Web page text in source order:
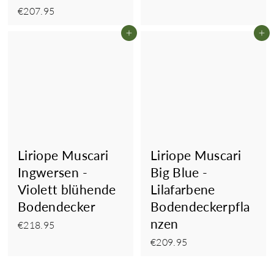
€207.95
In den Einkaufswagen legen
Liriope Muscari
Ingwersen -
Violett blühende
Bodendecker
€218.95
In
Liriope Muscari
Big Blue -
Lilafarbene
Bodendeckerpfla
nzen
€209.95